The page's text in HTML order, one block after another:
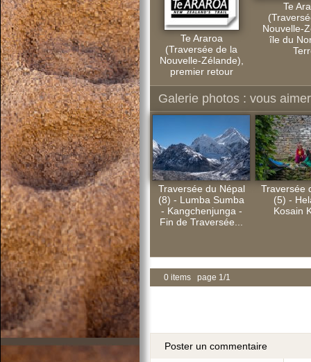
Te Araroa
(Traversée de la
Nouvelle-Zélande),
premier retour
Te
Nouvelle-
île du
Galerie photos : vous
Traversée du Népal
(8) - Lumba Sumba
- Kangchenjunga -
Fin de Traversée...
Traversée
(5) -
Kosain
0 items page 1/1
Poster un commentaire